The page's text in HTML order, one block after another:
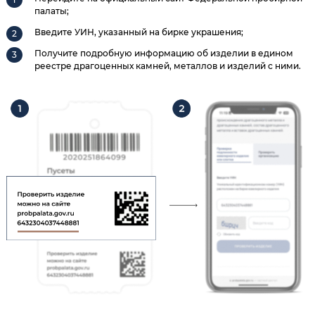
палаты;
Введите УИН, указанный на бирке украшения;
Получите подробную информацию об изделии в едином
реестре драгоценных камней, металлов и изделий с ними.